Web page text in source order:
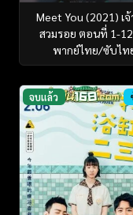
Meet You (2021) เจ้
สวมรอย ตอนที่ 1-
พากย์ไทย/ซับไท
จบแล้ว